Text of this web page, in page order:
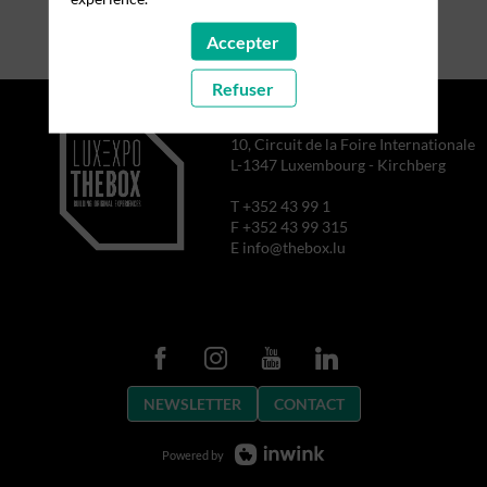
10, Circuit de la Foire Internationale
L-1347 Luxembourg - Kirchberg
T +352 43 99 1
F +352 43 99 315
E info@thebox.lu
NEWSLETTER CONTACT
Powered by
Accepter
Refuser